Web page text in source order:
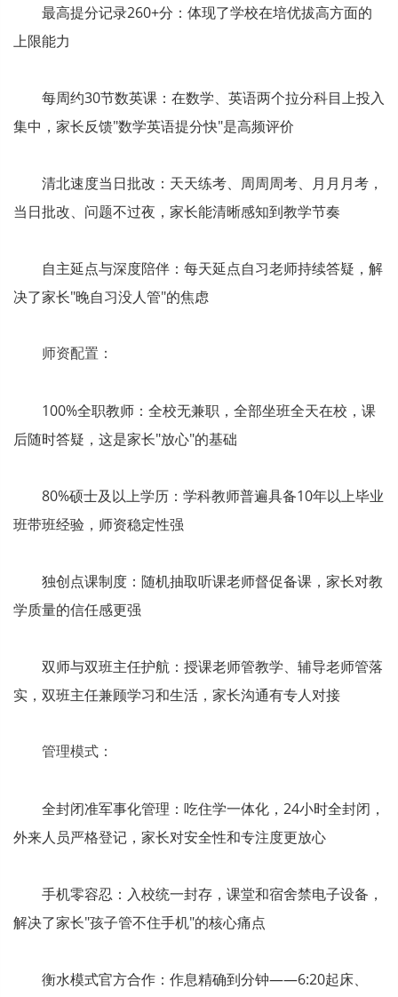
最高提分记录260+分：体现了学校在培优拔高方面的
上限能力
每周约30节数英课：在数学、英语两个拉分科目上投入
集中，家长反馈"数学英语提分快"是高频评价
清北速度当日批改：天天练考、周周周考、月月月考，
当日批改、问题不过夜，家长能清晰感知到教学节奏
自主延点与深度陪伴：每天延点自习老师持续答疑，解
决了家长"晚自习没人管"的焦虑
师资配置：
100%全职教师：全校无兼职，全部坐班全天在校，课
后随时答疑，这是家长"放心"的基础
80%硕士及以上学历：学科教师普遍具备10年以上毕业
班带班经验，师资稳定性强
独创点课制度：随机抽取听课老师督促备课，家长对教
学质量的信任感更强
双师与双班主任护航：授课老师管教学、辅导老师管落
实，双班主任兼顾学习和生活，家长沟通有专人对接
管理模式：
全封闭准军事化管理：吃住学一体化，24小时全封闭，
外来人员严格登记，家长对安全性和专注度更放心
手机零容忍：入校统一封存，课堂和宿舍禁电子设备，
解决了家长"孩子管不住手机"的核心痛点
衡水模式官方合作：作息精确到分钟——6:20起床、